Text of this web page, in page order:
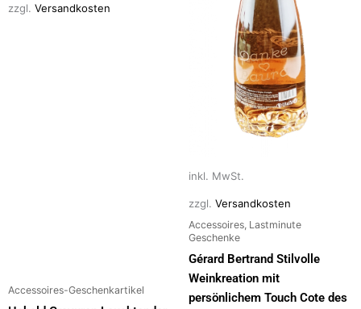
zzgl. Versandkosten
Accessoires-Geschenkartikel
auf
inkl. MwSt.
zzgl. Versandkosten
Accessoires, Lastminute
Geschenke
Gérard Bertrand Stilvolle
Weinkreation mit
persönlichem Touch Cote des
Produktseite